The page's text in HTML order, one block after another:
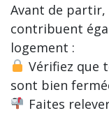
Avant de partir,
contribuent
logement :
Vérifiez que
sont bien
Faites